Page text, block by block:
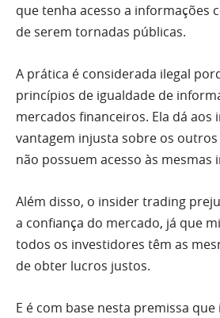
que tenha acesso a informações
de serem tornadas públicas.
A prática é considerada ilegal
princípios de igualdade de
mercados financeiros. Ela dá aos
vantagem injusta sobre os
não possuem acesso às mesmas
Além disso, o insider trading
a confiança do mercado, já que
todos os investidores têm as
de obter lucros justos.
E é com base nesta premissa